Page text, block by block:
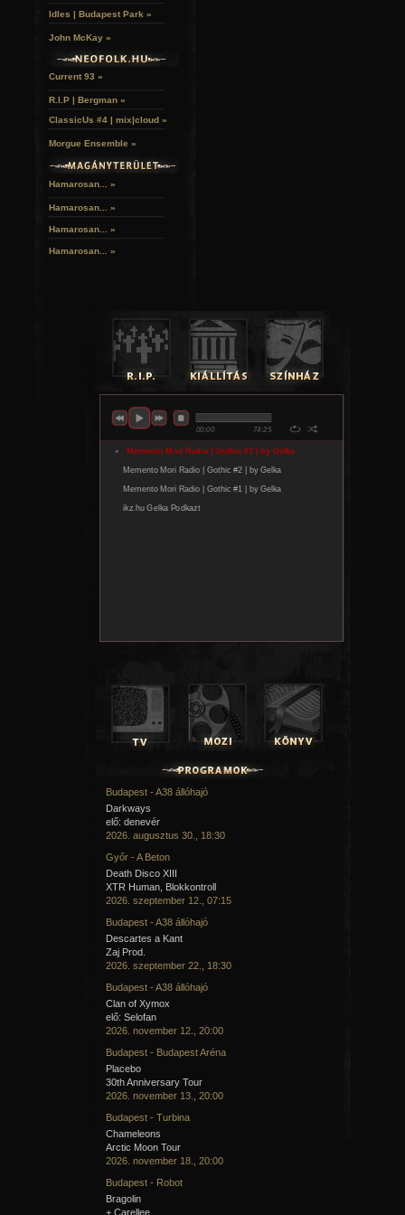
Ha a fenti témák valamelyikéhez kedvet és
menüpont). A részleteket személyes
Idles | Budapest Park »
John McKay »
Current 93 »
R.I.P | Bergman »
ClassicUs #4 | mix|cloud »
Morgue Ensemble »
Hamarosan... »
Hamarosan... »
Hamarosan... »
Hamarosan... »
Budapest - A38 állóhajó
Darkways
elő: denevér
2026. augusztus 30., 18:30
Győr - A Beton
Death Disco XIII
XTR Human, Blokkontroll
2026. szeptember 12., 07:15
Budapest - A38 állóhajó
Descartes a Kant
Zaj Prod.
2026. szeptember 22., 18:30
Budapest - A38 állóhajó
Clan of Xymox
elő: Selofan
2026. november 12., 20:00
Budapest - Budapest Aréna
Placebo
30th Anniversary Tour
2026. november 13., 20:00
Budapest - Turbina
Chameleons
Arctic Moon Tour
2026. november 18., 20:00
Budapest - Robot
Bragolin
+ Carellee